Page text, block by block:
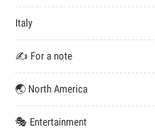
Italy
✍ For a note
🌏 North America
🎭 Entertainment